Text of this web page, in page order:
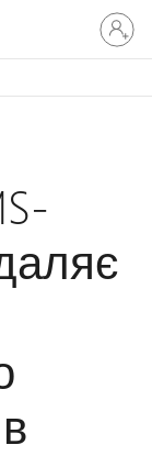
Увійдіть
свій
запис